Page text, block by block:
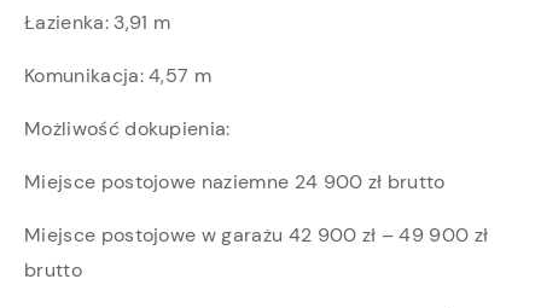
Łazienka: 3,91 m
Komunikacja: 4,57 m
Możliwość dokupienia:
Miejsce postojowe naziemne 24 900 zł brutto
Miejsce postojowe w garażu 42 900 zł – 49 900 zł
brutto